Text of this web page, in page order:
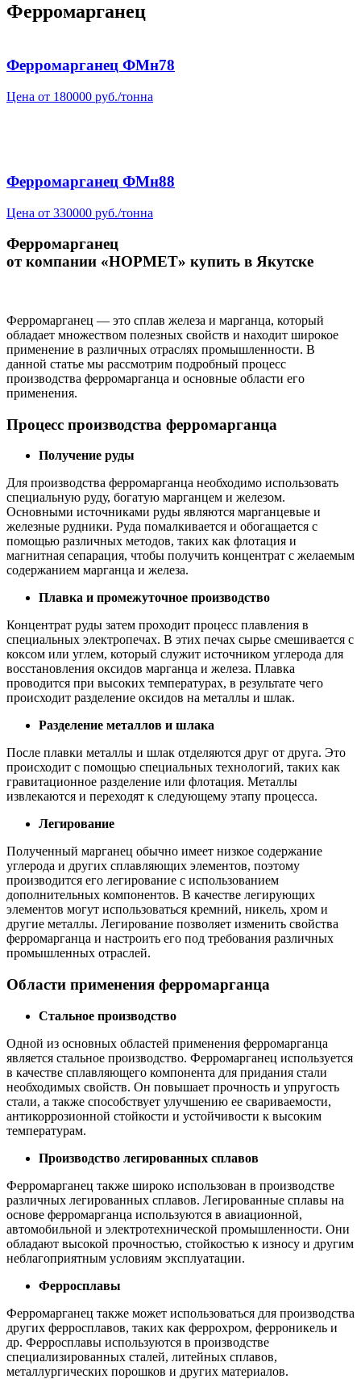
Ферромарганец
Ферромарганец ФМн78
Цена от 180000 руб./тонна
Ферромарганец ФМн88
Цена от 330000 руб./тонна
Ферромарганец
от компании «НОРМЕТ» купить в Якутске
Ферромарганец — это сплав железа и марганца, который
обладает множеством полезных свойств и находит широкое
применение в различных отраслях промышленности. В
данной статье мы рассмотрим подробный процесс
производства ферромарганца и основные области его
применения.
Процесс производства ферромарганца
Получение руды
Для производства ферромарганца необходимо использовать
специальную руду, богатую марганцем и железом.
Основными источниками руды являются марганцевые и
железные рудники. Руда помалкивается и обогащается с
помощью различных методов, таких как флотация и
магнитная сепарация, чтобы получить концентрат с желаемым
содержанием марганца и железа.
Плавка и промежуточное производство
Концентрат руды затем проходит процесс плавления в
специальных электропечах. В этих печах сырье смешивается с
коксом или углем, который служит источником углерода для
восстановления оксидов марганца и железа. Плавка
проводится при высоких температурах, в результате чего
происходит разделение оксидов на металлы и шлак.
Разделение металлов и шлака
После плавки металлы и шлак отделяются друг от друга. Это
происходит с помощью специальных технологий, таких как
гравитационное разделение или флотация. Металлы
извлекаются и переходят к следующему этапу процесса.
Легирование
Полученный марганец обычно имеет низкое содержание
углерода и других сплавляющих элементов, поэтому
производится его легирование с использованием
дополнительных компонентов. В качестве легирующих
элементов могут использоваться кремний, никель, хром и
другие металлы. Легирование позволяет изменить свойства
ферромарганца и настроить его под требования различных
промышленных отраслей.
Области применения ферромарганца
Стальное производство
Одной из основных областей применения ферромарганца
является стальное производство. Ферромарганец используется
в качестве сплавляющего компонента для придания стали
необходимых свойств. Он повышает прочность и упругость
стали, а также способствует улучшению ее свариваемости,
антикоррозионной стойкости и устойчивости к высоким
температурам.
Производство легированных сплавов
Ферромарганец также широко использован в производстве
различных легированных сплавов. Легированные сплавы на
основе ферромарганца используются в авиационной,
автомобильной и электротехнической промышленности. Они
обладают высокой прочностью, стойкостью к износу и другим
неблагоприятным условиям эксплуатации.
Ферросплавы
Ферромарганец также может использоваться для производства
других ферросплавов, таких как феррохром, ферроникель и
др. Ферросплавы используются в производстве
специализированных сталей, литейных сплавов,
металлургических порошков и других материалов.